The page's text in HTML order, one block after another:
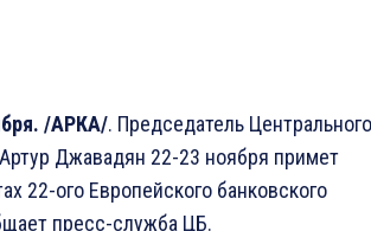
/АРКА/. Председатель Центрального
Джавадян 22-23 ноября примет
22-ого Европейского банковского
пресс-служба ЦБ.